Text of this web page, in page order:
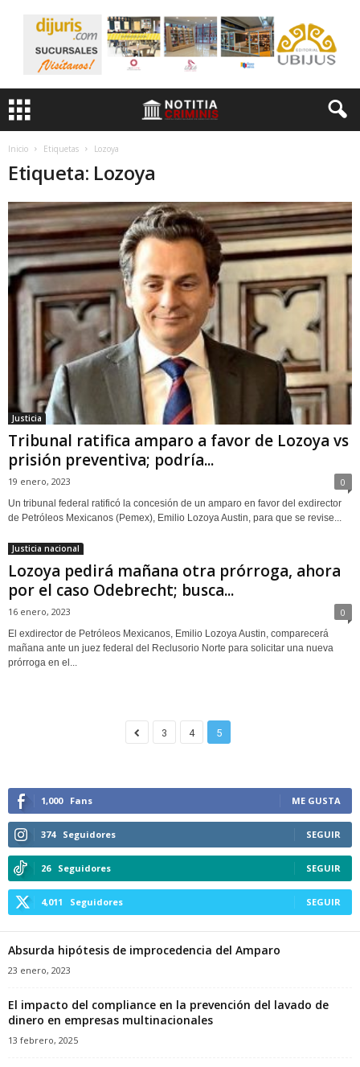
Inicio Etiquetas Lozoya
Etiqueta: Lozoya
Justicia
Tribunal ratifica amparo a favor de Lozoya vs
prisión preventiva; podría...
19 enero, 2023 0
Un tribunal federal ratificó la concesión de un amparo en favor del exdirector
de Petróleos Mexicanos (Pemex), Emilio Lozoya Austin, para que se revise...
Justicia nacional
Lozoya pedirá mañana otra prórroga, ahora
por el caso Odebrecht; busca...
16 enero, 2023 0
El exdirector de Petróleos Mexicanos, Emilio Lozoya Austin, comparecerá
mañana ante un juez federal del Reclusorio Norte para solicitar una nueva
prórroga en el...
3 4 5
1,000 Fans ME GUSTA
374 Seguidores SEGUIR
26 Seguidores SEGUIR
4,011 Seguidores SEGUIR
Absurda hipótesis de improcedencia del Amparo
23 enero, 2023
El impacto del compliance en la prevención del lavado de
dinero en empresas multinacionales
13 febrero, 2025